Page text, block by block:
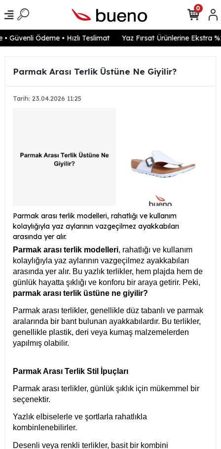
Güvenli Ödeme • Hızlı Teslimat Yaz Fırsat Ürünlerine Ekstra
0
Parmak Arası Terlik Üstüne Ne Giyilir?
Tarih: 23.04.2026 11:25
Parmak arası terlik modelleri, rahatlığı ve kullanım
kolaylığıyla yaz aylarının vazgeçilmez ayakkabıları
arasında yer alır.
Parmak arası terlik modelleri, rahatlığı ve kullanım
kolaylığıyla yaz aylarının vazgeçilmez ayakkabıları
arasında yer alır. Bu yazlık terlikler, hem plajda hem de
günlük hayatta şıklığı ve konforu bir araya getirir. Peki,
parmak arası terlik üstüne ne giyilir?
Parmak arası terlikler, genellikle düz tabanlı ve parmak
aralarında bir bant bulunan ayakkabılardır. Bu terlikler,
genellikle plastik, deri veya kumaş malzemelerden
yapılmış olabilir.
Parmak Arası Terlik Stil İpuçları
Parmak arası terlikler, günlük şıklık için mükemmel bir
seçenektir.
Yazlık elbiselerle ve şortlarla rahatlıkla
kombinlenebilirler.
Desenli veya renkli terlikler, basit bir kombini